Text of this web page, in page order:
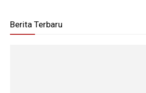
Berita Terbaru